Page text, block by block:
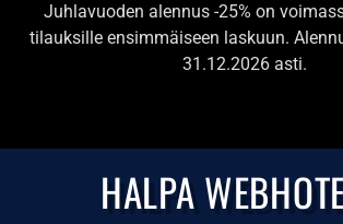
Juhlavuoden alennus -25% on
tilauksille ensimmäiseen laskuun.
31.12.2026 asti.
HALPA